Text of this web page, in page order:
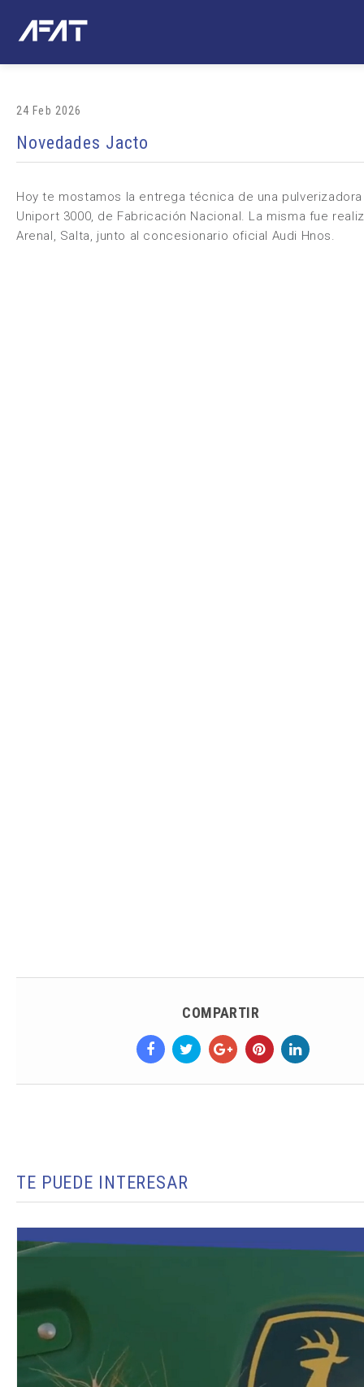
24 Feb 2026
Novedades Jacto
Hoy te mostamos la entrega técnica de una pulverizadora
Uniport 3000, de Fabricación Nacional. La misma fue
Arenal, Salta, junto al concesionario oficial Audi Hnos.
COMPARTIR
TE PUEDE INTERESAR